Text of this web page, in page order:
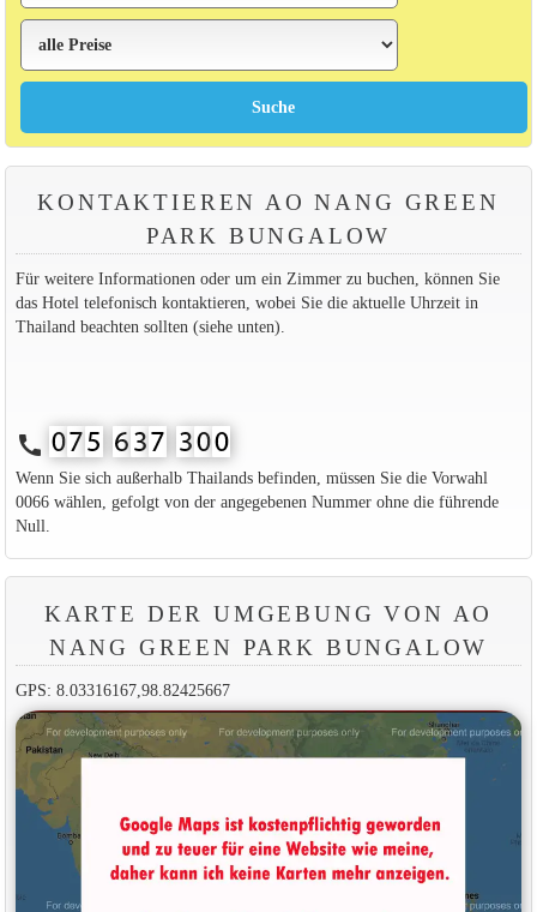
KONTAKTIEREN AO NANG GREEN
PARK BUNGALOW
Für weitere Informationen oder um ein Zimmer zu buchen, können Sie
das Hotel telefonisch kontaktieren, wobei Sie die aktuelle Uhrzeit in
Thailand beachten sollten (siehe unten).
call
Wenn Sie sich außerhalb Thailands befinden, müssen Sie die Vorwahl
0066 wählen, gefolgt von der angegebenen Nummer ohne die führende
Null.
KARTE DER UMGEBUNG VON AO
NANG GREEN PARK BUNGALOW
GPS: 8.03316167,98.82425667